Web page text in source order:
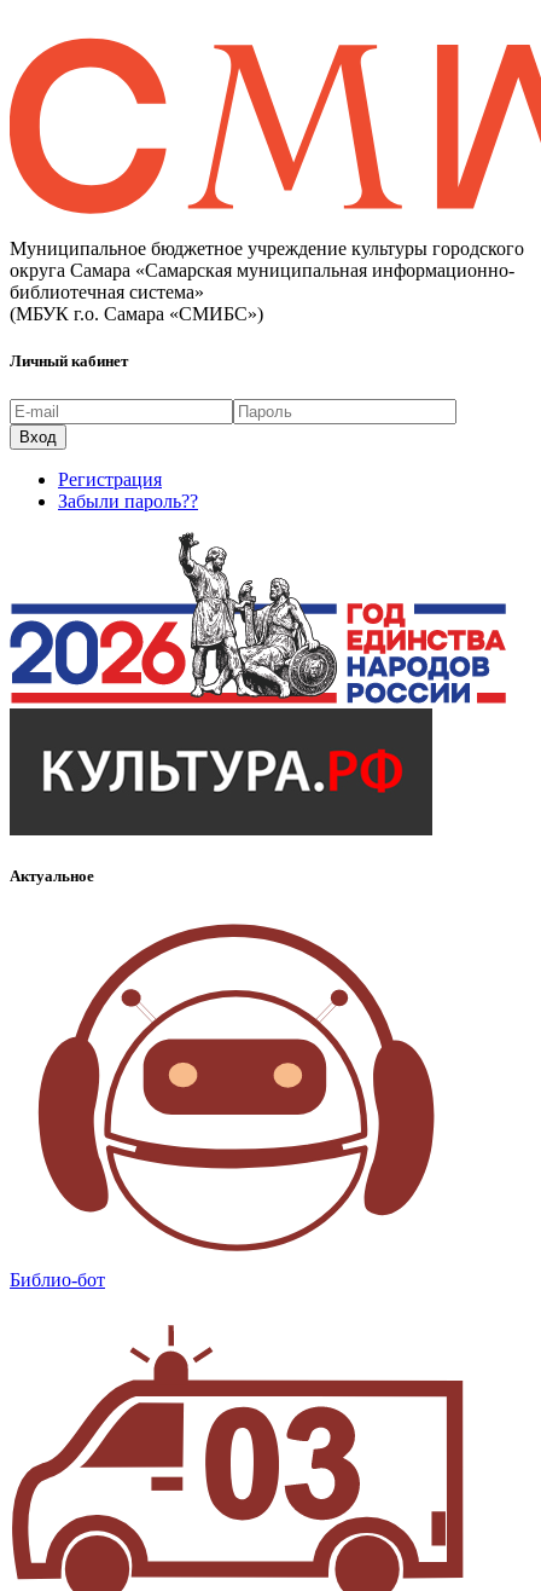
Муниципальное бюджетное учреждение культуры городского
округа Самара «Самарская муниципальная информационно-
библиотечная система»
(МБУК г.о. Самара «СМИБС»)
Личный кабинет
Регистрация
Забыли пароль??
Актуальное
Библио-бот